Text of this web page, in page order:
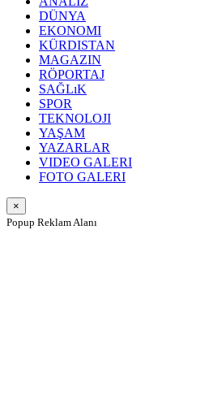
DÜNYA
EKONOMI
KÜRDISTAN
MAGAZIN
RÖPORTAJ
SAĞLıK
SPOR
TEKNOLOJI
YAŞAM
YAZARLAR
VIDEO GALERI
FOTO GALERI
×
Popup Reklam Alanı